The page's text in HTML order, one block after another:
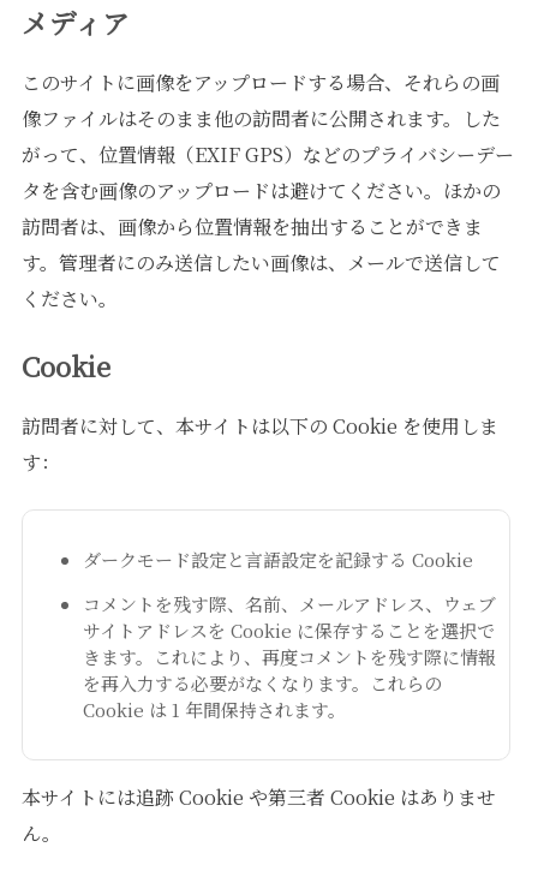
メディア
このサイトに画像をアップロードする場合、それらの画
像ファイルはそのまま他の訪問者に公開されます。した
がって、位置情報（EXIF GPS）などのプライバシーデー
タを含む画像のアップロードは避けてください。ほかの
訪問者は、画像から位置情報を抽出することができま
す。管理者にのみ送信したい画像は、メールで送信して
ください。
Cookie
訪問者に対して、本サイトは以下の Cookie を使用しま
す：
ダークモード設定と言語設定を記録する Cookie
コメントを残す際、名前、メールアドレス、ウェブ
サイトアドレスを Cookie に保存することを選択で
きます。これにより、再度コメントを残す際に情報
を再入力する必要がなくなります。これらの
Cookie は 1 年間保持されます。
本サイトには追跡 Cookie や第三者 Cookie はありませ
ん。